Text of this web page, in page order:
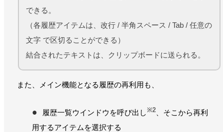
できる。
（各履歴アイテムは、改行 / 半角スペース / Tab / 任意の
文字 で区切ることができる）
結合されたテキストは、クリップボードに送られる。
また、メイン機能となる履歴の再利用も、
履歴一覧ウインドウを呼び出し※2 、そこから再利
用するアイテムを選択する